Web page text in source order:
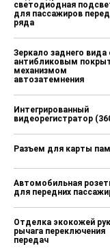
с
(BSW)
колонка
светодиодная
для пассажиров
ряда
Зеркало заднего вида
антибликовым
механизмом
автозатемнения
Интегрированный
видеорегистратор
Разъем для карты
Автомобильная
для передних
Отделка экокожей
рычага переключения
передач